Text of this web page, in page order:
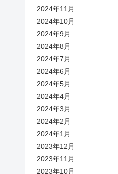
2024年11月
2024年10月
2024年9月
2024年8月
2024年7月
2024年6月
2024年5月
2024年4月
2024年3月
2024年2月
2024年1月
2023年12月
2023年11月
2023年10月